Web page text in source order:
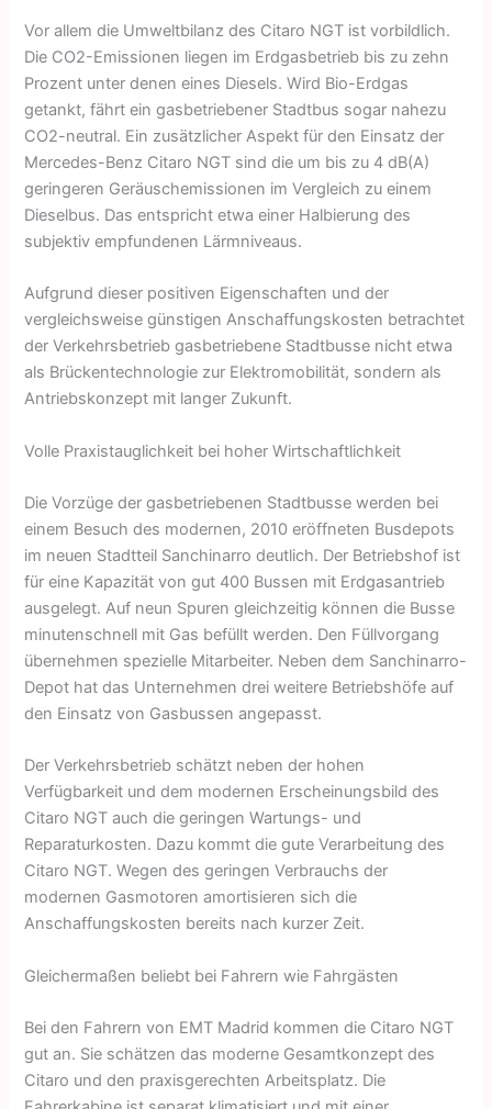
Vor allem die Umweltbilanz des Citaro NGT ist vorbildlich.
Die CO2-Emissionen liegen im Erdgasbetrieb bis zu zehn
Prozent unter denen eines Diesels. Wird Bio-Erdgas
getankt, fährt ein gasbetriebener Stadtbus sogar nahezu
CO2-neutral. Ein zusätzlicher Aspekt für den Einsatz der
Mercedes-Benz Citaro NGT sind die um bis zu 4 dB(A)
geringeren Geräuschemissionen im Vergleich zu einem
Dieselbus. Das entspricht etwa einer Halbierung des
subjektiv empfundenen Lärmniveaus.
Aufgrund dieser positiven Eigenschaften und der
vergleichsweise günstigen Anschaffungskosten betrachtet
der Verkehrsbetrieb gasbetriebene Stadtbusse nicht etwa
als Brückentechnologie zur Elektromobilität, sondern als
Antriebskonzept mit langer Zukunft.
Volle Praxistauglichkeit bei hoher Wirtschaftlichkeit
Die Vorzüge der gasbetriebenen Stadtbusse werden bei
einem Besuch des modernen, 2010 eröffneten Busdepots
im neuen Stadtteil Sanchinarro deutlich. Der Betriebshof ist
für eine Kapazität von gut 400 Bussen mit Erdgasantrieb
ausgelegt. Auf neun Spuren gleichzeitig können die Busse
minutenschnell mit Gas befüllt werden. Den Füllvorgang
übernehmen spezielle Mitarbeiter. Neben dem Sanchinarro-
Depot hat das Unternehmen drei weitere Betriebshöfe auf
den Einsatz von Gasbussen angepasst.
Der Verkehrsbetrieb schätzt neben der hohen
Verfügbarkeit und dem modernen Erscheinungsbild des
Citaro NGT auch die geringen Wartungs- und
Reparaturkosten. Dazu kommt die gute Verarbeitung des
Citaro NGT. Wegen des geringen Verbrauchs der
modernen Gasmotoren amortisieren sich die
Anschaffungskosten bereits nach kurzer Zeit.
Gleichermaßen beliebt bei Fahrern wie Fahrgästen
Bei den Fahrern von EMT Madrid kommen die Citaro NGT
gut an. Sie schätzen das moderne Gesamtkonzept des
Citaro und den praxisgerechten Arbeitsplatz. Die